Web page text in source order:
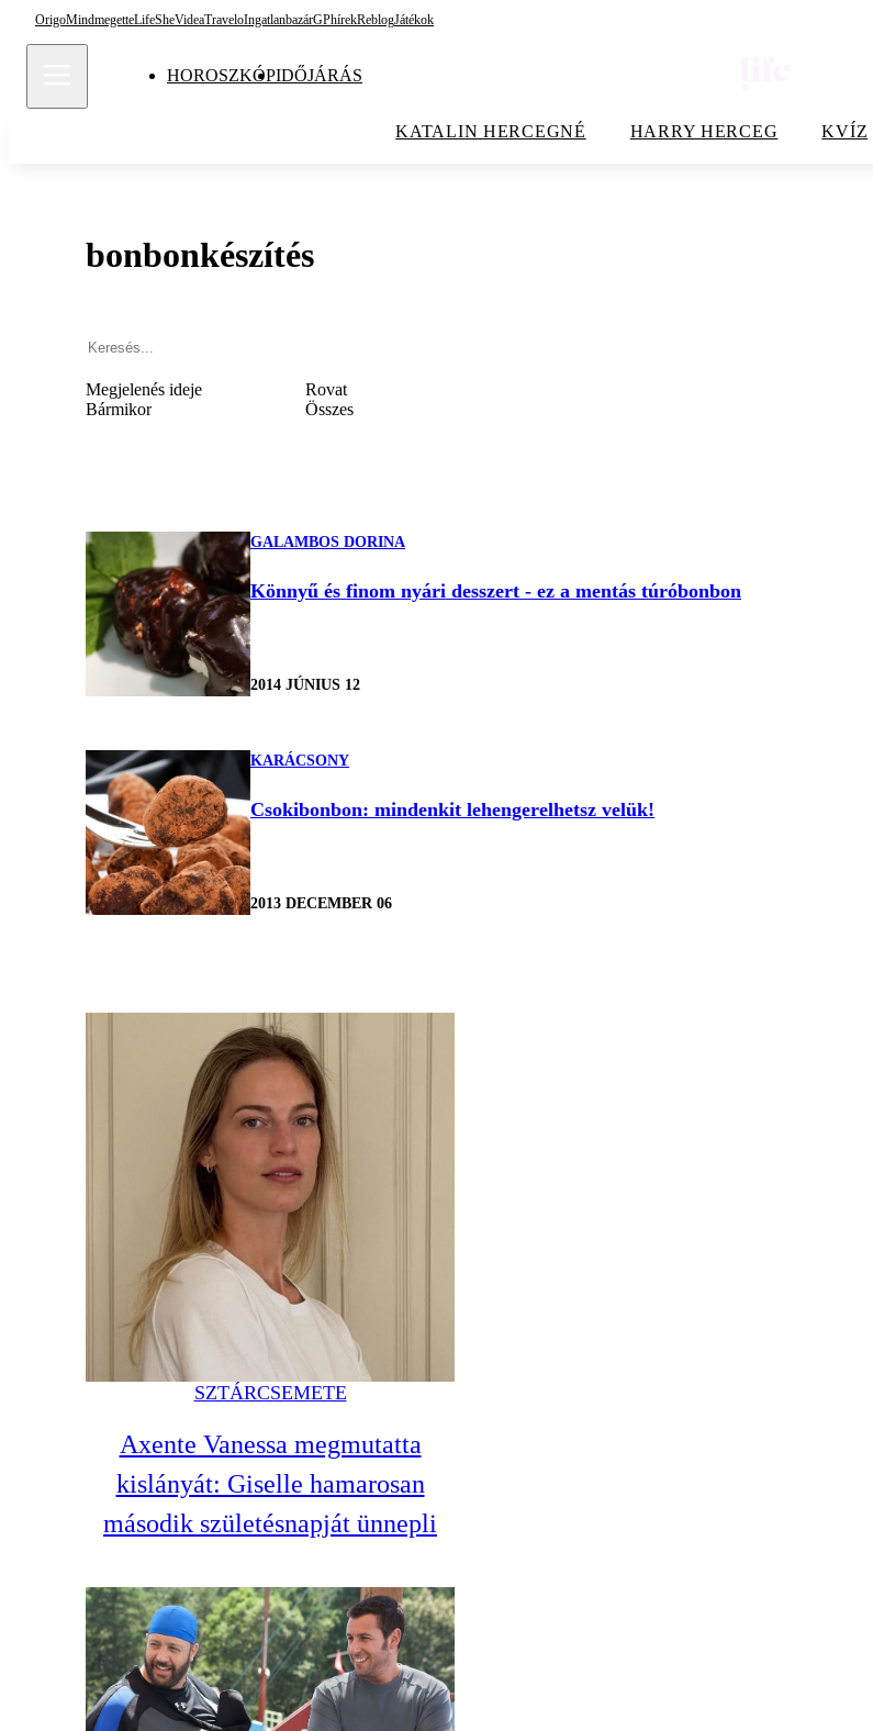
OrigoMindmegetteLifeSheVideaTraveloIngatlanbazárGPhírekReblogJátékok
HOROSZKÓPIDŐJÁRÁS
KATALIN HERCEGNÉ HARRY HERCEG KVÍZ
bonbonkészítés
Megjelenés ideje
Bármikor
Rovat
Összes
GALAMBOS DORINA
Könnyű és finom nyári desszert - ez a mentás túróbonbon
2014 JÚNIUS 12
KARÁCSONY
Csokibonbon: mindenkit lehengerelhetsz velük!
2013 DECEMBER 06
SZTÁRCSEMETE
Axente Vanessa megmutatta
kislányát: Giselle hamarosan
második születésnapját ünnepli